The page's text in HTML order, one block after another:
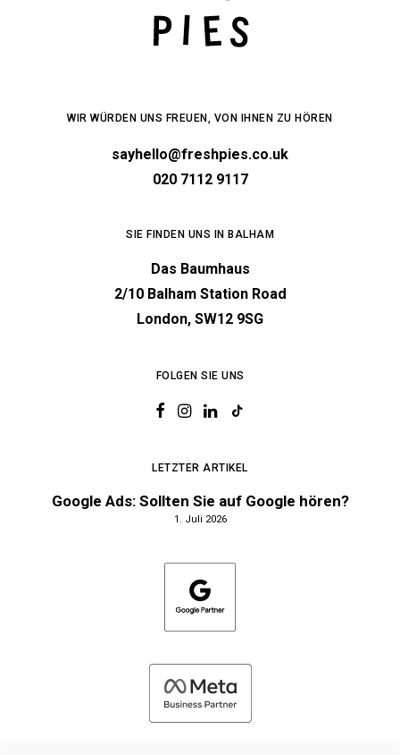
WIR WÜRDEN UNS FREUEN, VON IHNEN ZU HÖREN
sayhello@freshpies.co.uk
020 7112 9117
SIE FINDEN UNS IN BALHAM
Das Baumhaus
2/10 Balham Station Road
London, SW12 9SG
FOLGEN SIE UNS
LETZTER ARTIKEL
Google Ads: Sollten Sie auf Google hören?
1. Juli 2026